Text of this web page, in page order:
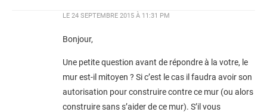
LE 24 SEPTEMBRE 2015 À 11:31 PM
Bonjour,
Une petite question avant de répondre à la votre, le
mur est-il mitoyen ? Si c’est le cas il faudra avoir son
autorisation pour construire contre ce mur (ou alors
construire sans s’aider de ce mur). S’il vous